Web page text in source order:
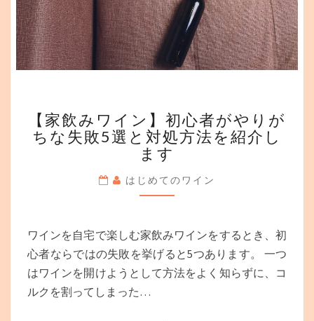
ト
5
選
を
飲
み
ワ
イ
ン】
初
者
が
や
り
【家飲みワイン】初心者がやりが
ちな失敗5選と対処方法を紹介し
ます
はじめてのワイン
ワインを自宅で楽しむ家飲みワインをするとき、初
心者ならではの失敗を挙げると5つあります。 一つ
はワインを開けようとして方法をよく知らずに、コ
ルクを割ってしまった…